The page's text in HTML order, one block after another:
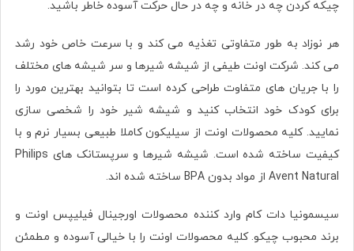
چیکه کردن چه در خانه و چه در حال حرکت آسوده خاطر باشید.
هر نوزاد به طور متفاوتی تغذیه می کند و با سرعت خاص خود رشد
می کند. شرکت اونت طیفی از شیشه شیرها و سر شیشه های مختلف
را با جریان های متفاوت طراحی کرده است تا بتوانید بهترین مورد را
برای کودک خود انتخاب کنید و شیشه شیر خود را شخصی سازی
نمایید. کلیه محصولات اونت از سیلیکون کاملا طبیعی بسیار نرم و با
کیفیت ساخته شده است. شیشه شیرها و سرپستانک های Philips
Avent Natural از مواد بدون BPA ساخته شده اند.
سیسمونیا دات کام وارد کننده محصولات اورجینال فیلیپس اونت و
برند محبوب چیکو. کلیه محصولات اونت را با خیالی آسوده و مطمئن